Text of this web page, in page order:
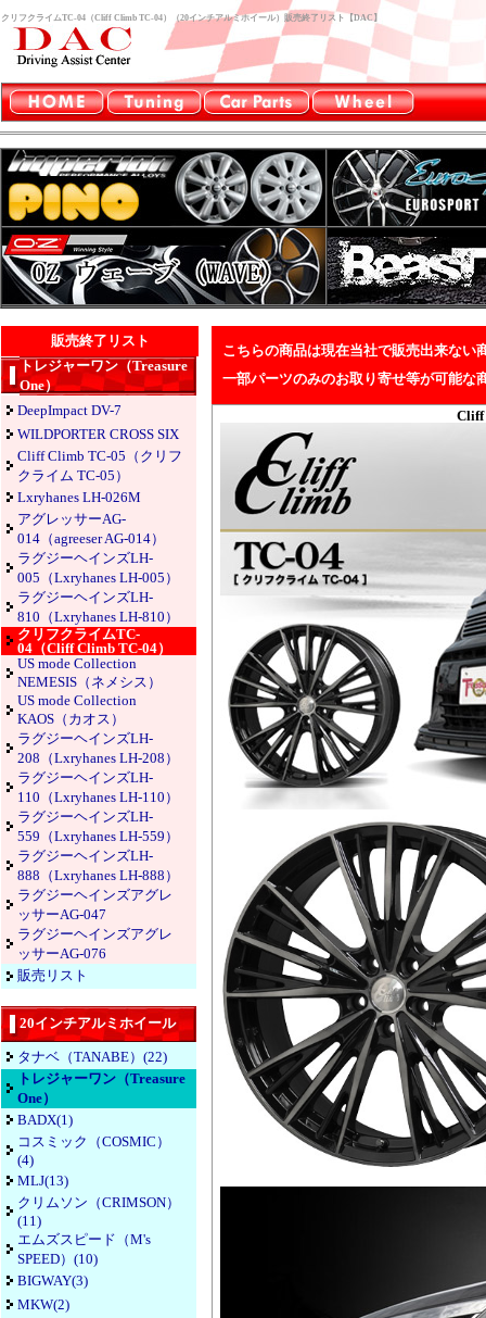
クリフクライムTC-04（Cliff Climb TC-04）（20インチアルミホイール）販売終了リスト【DAC】
販売終了リスト
トレジャーワン（Treasure
One）
DeepImpact DV-7
WILDPORTER CROSS SIX
Cliff Climb TC-05（クリフ
クライム TC-05）
Lxryhanes LH-026M
アグレッサーAG-
014（agreeser AG-014）
ラグジーヘインズLH-
005（Lxryhanes LH-005）
ラグジーヘインズLH-
810（Lxryhanes LH-810）
クリフクライムTC-
04（Cliff Climb TC-04）
US mode Collection
NEMESIS（ネメシス）
US mode Collection
KAOS（カオス）
ラグジーヘインズLH-
208（Lxryhanes LH-208）
ラグジーヘインズLH-
110（Lxryhanes LH-110）
ラグジーヘインズLH-
559（Lxryhanes LH-559）
ラグジーヘインズLH-
888（Lxryhanes LH-888）
ラグジーヘインズアグレ
ッサーAG-047
ラグジーヘインズアグレ
ッサーAG-076
販売リスト
20インチアルミホイール
タナベ（TANABE）(22)
トレジャーワン（Treasure
One）
BADX(1)
コスミック（COSMIC）
(4)
MLJ(13)
クリムソン（CRIMSON）
(11)
エムズスピード（M's
SPEED）(10)
BIGWAY(3)
MKW(2)
こちらの商品は現在当社で販売出来ない
一部パーツのみのお取り寄せ等が可能な
Cliff